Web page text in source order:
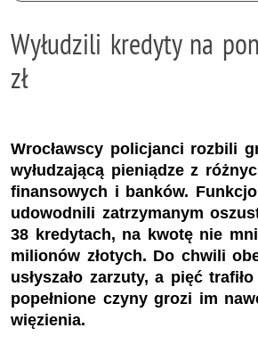
Wyłudzili kredyty na
zł
Wrocławscy policjanci rozbili
wyłudzającą pieniądze z
finansowych i banków.
udowodnili zatrzymanym
38 kredytach, na kwotę nie
milionów złotych. Do chwili
usłyszało zarzuty, a pięć
popełnione czyny grozi im
więzienia.